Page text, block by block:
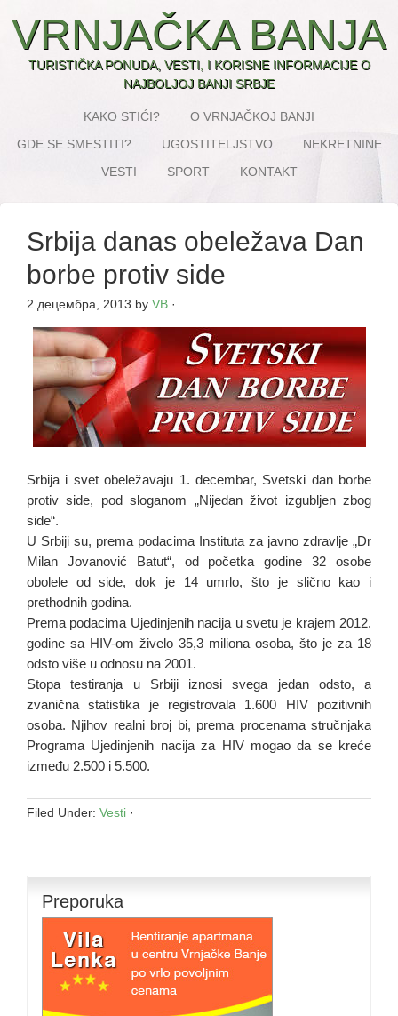
VRNJAČKA BANJA
TURISTIČKA PONUDA, VESTI, I KORISNE INFORMACIJE O
NAJBOLJOJ BANJI SRBJE
KAKO STIĆI?
O VRNJAČKOJ BANJI
GDE SE SMESTITI?
UGOSTITELJSTVO
NEKRETNINE
VESTI
SPORT KONTAKT
Srbija danas obeležava Dan
borbe protiv side
2 децембра, 2013 by VB ·
Srbija i svet obeležavaju 1. decembar, Svetski dan borbe
protiv side, pod sloganom „Nijedan život izgubljen zbog
side“.
U Srbiji su, prema podacima Instituta za javno zdravlje „Dr
Milan Jovanović Batut“, od početka godine 32 osobe
obolele od side, dok je 14 umrlo, što je slično kao i
prethodnih godina.
Prema podacima Ujedinjenih nacija u svetu je krajem 2012.
godine sa HIV-om živelo 35,3 miliona osoba, što je za 18
odsto više u odnosu na 2001.
Stopa testiranja u Srbiji iznosi svega jedan odsto, a
zvanična statistika je registrovala 1.600 HIV pozitivnih
osoba. Njihov realni broj bi, prema procenama stručnjaka
Programa Ujedinjenih nacija za HIV mogao da se kreće
između 2.500 i 5.500.
Filed Under: Vesti ·
Preporuka